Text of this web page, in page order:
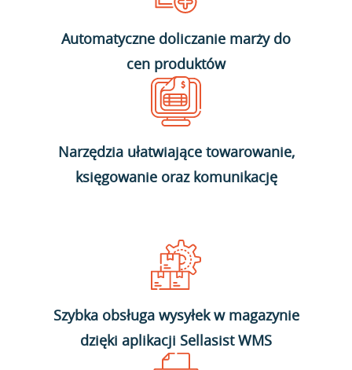
Automatyczne doliczanie marży do
cen produktów
Narzędzia ułatwiające towarowanie,
księgowanie oraz komunikację
Szybka obsługa wysyłek w magazynie
dzięki aplikacji Sellasist WMS